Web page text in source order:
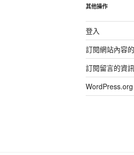
其他操作
登入
訂閱網站內容
訂閱留言的資